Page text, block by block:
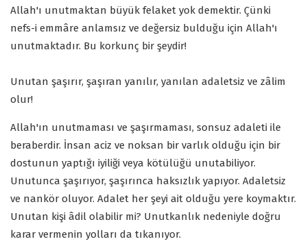
Allah'ı unutmaktan büyük felaket yok demektir. Çünki
nefs-i emmâre anlamsız ve değersiz bulduğu için Allah'ı
unutmaktadır. Bu korkunç bir şeydir!
Unutan şaşırır, şaşıran yanılır, yanılan adaletsiz ve zâlim
olur!
Allah'ın unutmaması ve şaşırmaması, sonsuz adaleti ile
beraberdir. İnsan aciz ve noksan bir varlık olduğu için bir
dostunun yaptığı iyiliği veya kötülüğü unutabiliyor.
Unutunca şaşırıyor, şaşırınca haksızlık yapıyor. Adaletsiz
ve nankör oluyor. Adalet her şeyi ait olduğu yere koymaktır.
Unutan kişi âdil olabilir mi? Unutkanlık nedeniyle doğru
karar vermenin yolları da tıkanıyor.